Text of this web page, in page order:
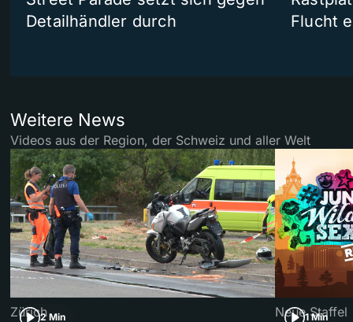
Detailhändler durch
Flucht
Weitere News
Videos aus der Region, der Schweiz und aller Welt
2 Min
Zürich 1 Min
Neue Staffel